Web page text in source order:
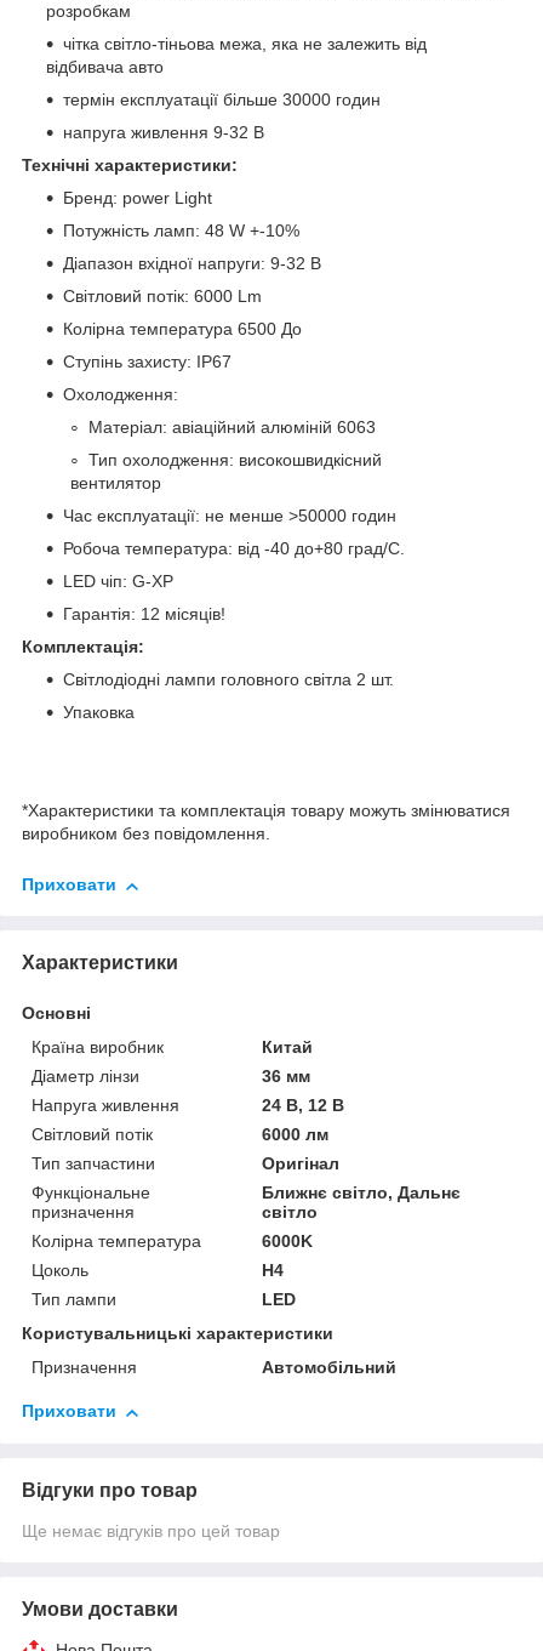
розробкам
чітка світло-тіньова межа, яка не залежить від
відбивача авто
термін експлуатації більше 30000 годин
напруга живлення 9-32 В
Технічні характеристики:
Бренд: power Light
Потужність ламп: 48 W +-10%
Діапазон вхідної напруги: 9-32 В
Світловий потік: 6000 Lm
Колірна температура 6500 До
Ступінь захисту: IP67
Охолодження:
Матеріал: авіаційний алюміній 6063
Тип охолодження: високошвидкісний
вентилятор
Час експлуатації: не менше >50000 годин
Робоча температура: від -40 до+80 град/С.
LED чіп: G-XP
Гарантія: 12 місяців!
Комплектація:
Світлодіодні лампи головного світла 2 шт.
Упаковка
*Характеристики та комплектація товару можуть змінюватися
виробником без повідомлення.
Приховати
Характеристики
Основні
Країна виробник
Китай
Діаметр лінзи
36 мм
Напруга живлення
24 В, 12 В
Світловий потік
6000 лм
Тип запчастини
Оригінал
Функціональне
призначення
Ближнє світло, Дальнє
світло
Колірна температура
6000K
Цоколь
H4
Тип лампи
LED
Користувальницькі характеристики
Призначення
Автомобільний
Приховати
Відгуки про товар
Ще немає відгуків про цей товар
Умови доставки